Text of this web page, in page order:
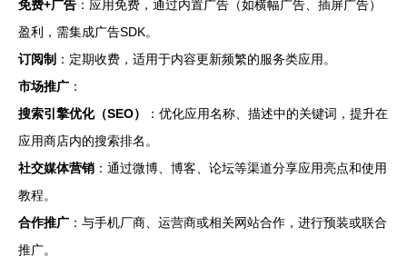
免费+广告 ：应用免费，通过内置广告（如横幅广告、插屏广告）
盈利，需集成广告SDK。
订阅制 ：定期收费，适用于内容更新频繁的服务类应用。
市场推广 ：
搜索引擎优化（SEO）
：优化应用名称、描述中的关键词，提升在
应用商店内的搜索排名。
社交媒体营销 ：通过微博、博客、论坛等渠道分享应用亮点和使用
教程。
合作推广 ：与手机厂商、运营商或相关网站合作，进行预装或联合
推广。